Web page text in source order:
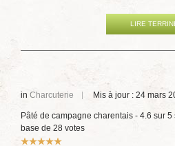
LIRE
in Charcuterie Mis à jour : 24 mars
Pâté de campagne charentais - 4.6 sur 5
base de 28 votes
Vote